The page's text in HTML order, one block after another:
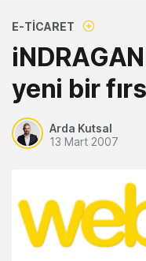
E-TICARET
yeni bir
Arda Kutsal
13 Mart 2007